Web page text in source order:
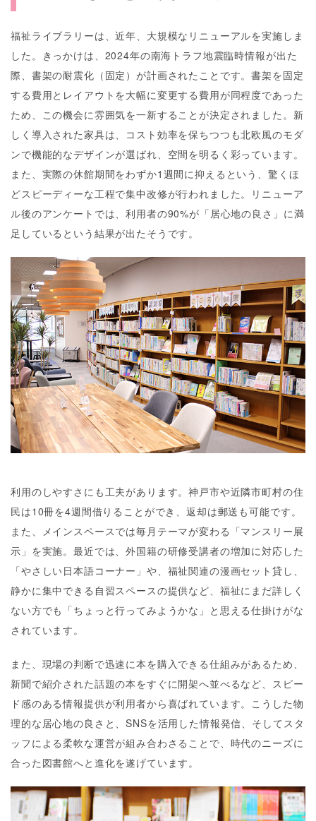
福祉ライブラリーは、近年、大規模なリニューアルを実施しま
した。きっかけは、2024年の南海トラフ地震臨時情報が出た
際、書架の耐震化（固定）が計画されたことです。書架を固定
する費用とレイアウトを大幅に変更する費用が同程度であった
ため、この機会に雰囲気を一新することが決定されました。新
しく導入された家具は、コスト効率を保ちつつも北欧風のモダ
ンで機能的なデザインが選ばれ、空間を明るく彩っています。
また、実際の休館期間をわずか1週間に抑えるという、驚くほ
どスピーディーな工程で集中改修が行われました。リニューア
ル後のアンケートでは、利用者の90%が「居心地の良さ」に満
足しているという結果が出たそうです。
利用のしやすさにも工夫があります。神戸市や近隣市町村の住
民は10冊を4週間借りることができ、返却は郵送も可能です。
また、メインスペースでは毎月テーマが変わる「マンスリー展
示」を実施。最近では、外国籍の研修受講者の増加に対応した
「やさしい日本語コーナー」や、福祉関連の漫画セット貸し、
静かに集中できる自習スペースの提供など、福祉にまだ詳しく
ない方でも「ちょっと行ってみようかな」と思える仕掛けがな
されています。
また、現場の判断で迅速に本を購入できる仕組みがあるため、
新聞で紹介された話題の本をすぐに開架へ並べるなど、スピー
ド感のある情報提供が利用者から喜ばれています。こうした物
理的な居心地の良さと、SNSを活用した情報発信、そしてスタ
ッフによる柔軟な運営が組み合わさることで、時代のニーズに
合った図書館へと進化を遂げています。